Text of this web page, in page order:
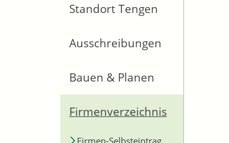
Standort Tengen
Ausschreibungen
Bauen & Planen
Firmenverzeichnis
Firmen-Selbsteintrag